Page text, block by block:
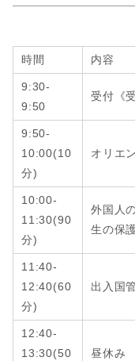
時間 内容
9:30-
9:50
受付《
9:50-
10:00(10
分)
オリエ
10:00-
11:30(90
分)
外国人
生の保
11:40-
12:40(60
分)
出入国
12:40-
13:30(50
昼休み